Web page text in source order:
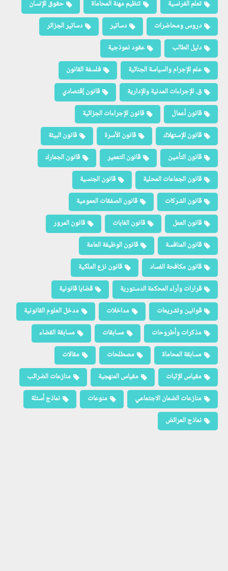
تعلم الفرنسية تنظيم مهنة المحاماة
حقوق الإنسان
دروس ومحاضرات
دساتير
دساتير الجزائر
دليل الطالب
عقود نموذجية
علم الإجرام والسياسة الجنائية
فلسفة القانون
ق. الإجراءات المدنية والإدارية
قانون إقتصادي
قانون أعمال
قانون الإجراءات الجزائية
قانون الإستهلاك
قانون الأسرة
قانون البيئة
قانون التأمين
قانون التعمير
قانون الجمارك
قانون الجماعات المحلية
قانون الجنسية
قانون الشركات
قانون الصفقات العمومية
قانون العمل
قانون الغابات
قانون المرور
قانون المنافسة
قانون الوظيفة العامة
قانون مكافحة الفساد
قانون نزع الملكية
قرارات وآراء المحكمة الدستورية
قضايا قانونية
قوانين وتشريعات
مداخلات
مدخل العلوم القانونية
مذكرات وأطروحات
مسابقات
مسابقة القضاء
مسابقة المحاماة
مصطلحات
مقالات
مقياس الإثبات
مقياس المنهجية
منازعات الضرائب
منازعات الضمان الاجتماعي
منوعات
نماذج أسئلة
نماذج العرائض